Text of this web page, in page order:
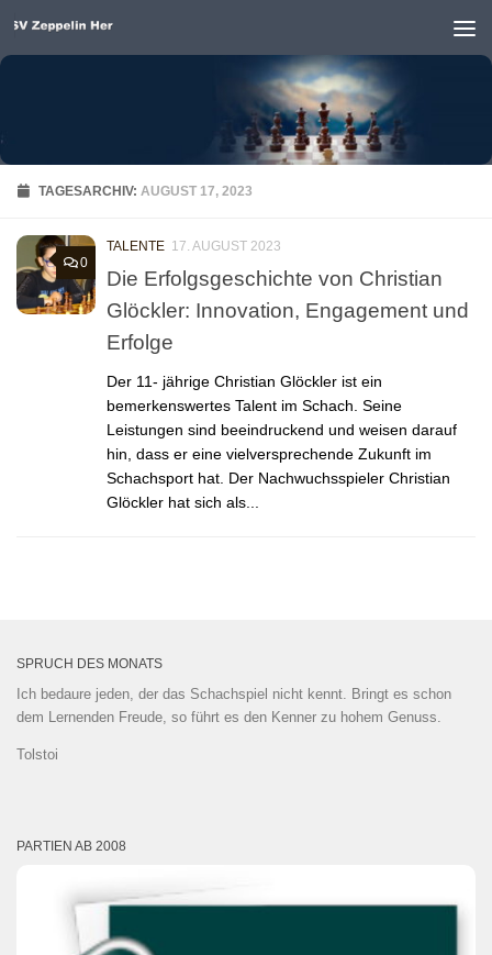
Unter dem Inhalt
TAGESARCHIV:AUGUST 17, 2023
0
TALENTE 17. AUGUST 2023
Die Erfolgsgeschichte von Christian
Glöckler: Innovation, Engagement und
Erfolge
Der 11- jährige Christian Glöckler ist ein
bemerkenswertes Talent im Schach. Seine
Leistungen sind beeindruckend und weisen darauf
hin, dass er eine vielversprechende Zukunft im
Schachsport hat. Der Nachwuchsspieler Christian
Glöckler hat sich als...
SPRUCH DES MONATS
Ich bedaure jeden, der das Schachspiel nicht kennt. Bringt es schon
dem Lernenden Freude, so führt es den Kenner zu hohem Genuss.
Tolstoi
PARTIEN AB 2008